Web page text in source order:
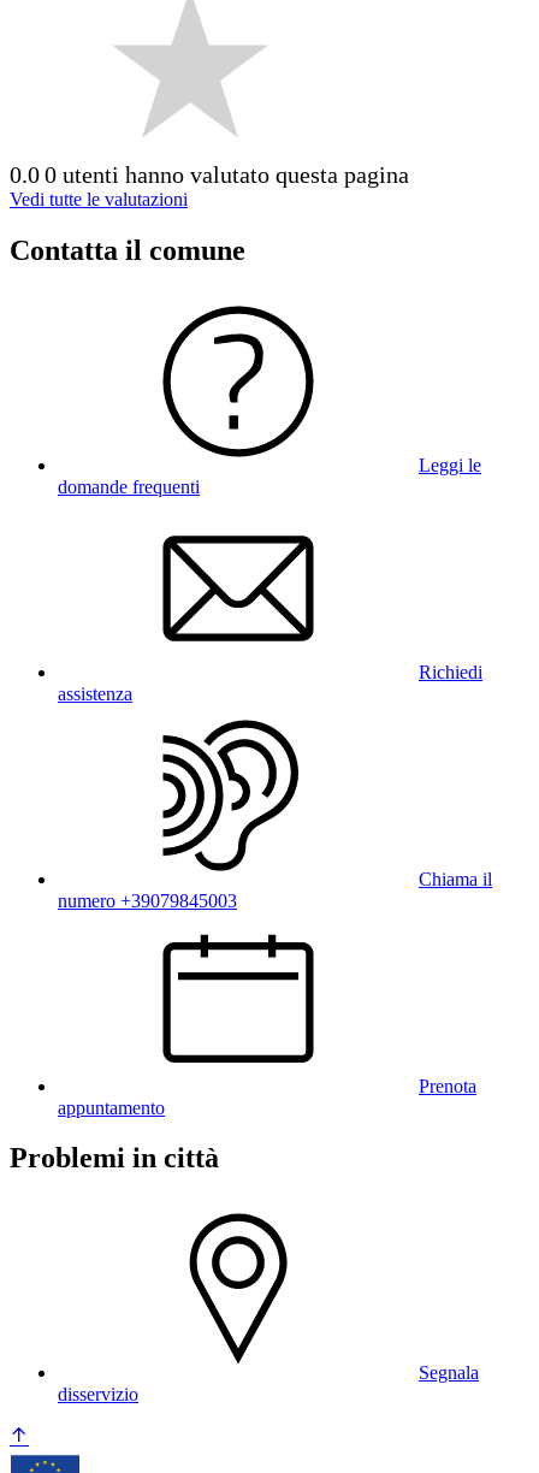
0.00 utenti hanno valutato questa pagina
Vedi tutte le valutazioni
Contatta il comune
Leggi le
domande frequenti
Richiedi
assistenza
Chiama il
numero +39079845003
Prenota
appuntamento
Problemi in città
Segnala
disservizio